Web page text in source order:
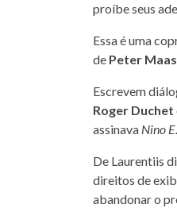
proíbe seus
Essa é uma
de Peter Maas
Escrevem
Roger Duchet
assinava Nino
De Laurentiis
direitos de
abandonar o